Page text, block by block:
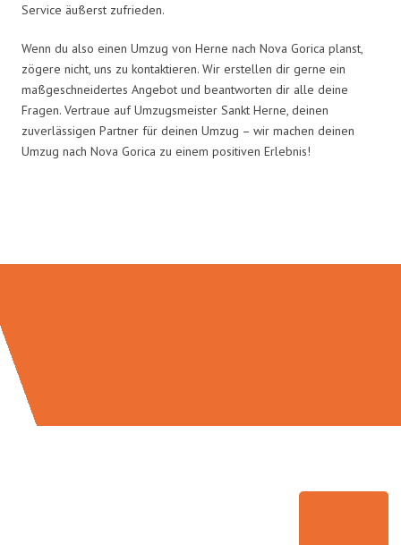
Service äußerst zufrieden.
Wenn du also einen Umzug von Herne nach Nova Gorica planst,
zögere nicht, uns zu kontaktieren. Wir erstellen dir gerne ein
maßgeschneidertes Angebot und beantworten dir alle deine
Fragen. Vertraue auf Umzugsmeister Sankt Herne, deinen
zuverlässigen Partner für deinen Umzug – wir machen deinen
Umzug nach Nova Gorica zu einem positiven Erlebnis!